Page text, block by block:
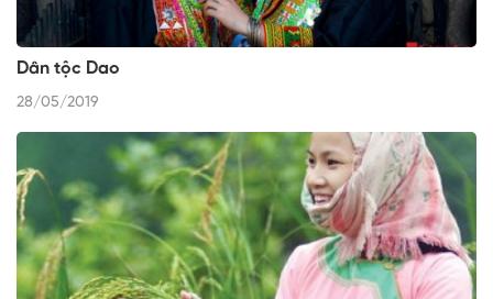
Dân tộc Dao
28/05/2019